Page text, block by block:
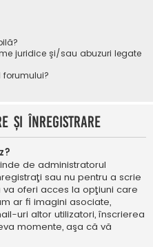
juridice şi/sau abuzuri legate
şi înregistrare
de administratorul
sau nu pentru a scrie
oferi acces la opţiuni care
ar fi imagini asociate,
uri altor utilizatori, înscrierea
momente, aşa că vă